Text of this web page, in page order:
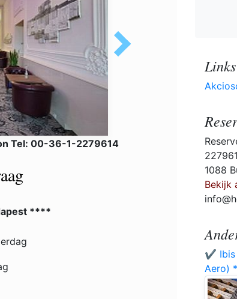
Tel: 00-36-1-2279614
****
Links
1088
Bekijk
✔️ Ibis
Aero)